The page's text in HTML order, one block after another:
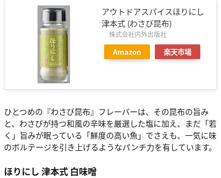
アウトドアスパイスほりにし
津本式 (わさび昆布)
株式会社内外出版社
Amazon 楽天市場
ひとつめの『わさび昆布』フレーバーは、その昆布の旨み
と、わさびが持つ和風の辛味を厳選した塩に加え、まだ「若
く」旨みが眠っている「鮮度の高い魚」でさえも、一気に味
のボルテージを引き上げるようなパンチ力を有しています。
ほりにし 津本式 白味噌